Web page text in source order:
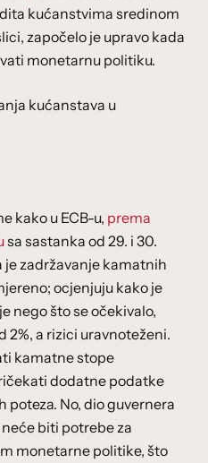
kućanstvima sredinom
započelo je upravo kada
monetarnu politiku.
kućanstava u
kako u ECB-u, prema
sa sastanka od 29. i 30.
je zadržavanje kamatnih
ocjenjuju kako je
nego što se očekivalo,
2%, a rizici uravnoteženi.
kamatne stope
dodatne podatke
poteza. No, dio guvernera
biti potrebe za
monetarne politike, što